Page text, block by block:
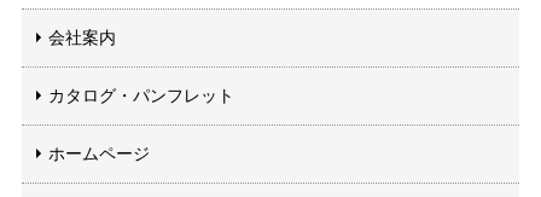
会社案内
カタログ・パンフレット
ホームページ